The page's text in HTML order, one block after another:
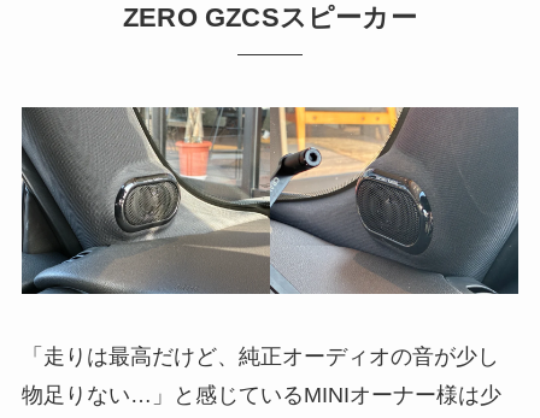
ZERO GZCSスピーカー
「走りは最高だけど、純正オーディオの音が少し
物足りない…」と感じているMINIオーナー様は少